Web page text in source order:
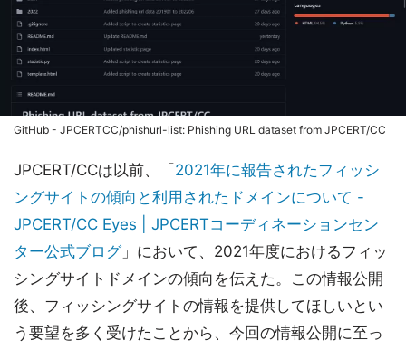
GitHub - JPCERTCC/phishurl-list: Phishing URL dataset from JPCERT/CC
JPCERT/CCは以前、「2021年に報告されたフィッシ
ングサイトの傾向と利用されたドメインについて -
JPCERT/CC Eyes | JPCERTコーディネーションセン
ター公式ブログ」において、2021年度におけるフィッ
シングサイトドメインの傾向を伝えた。この情報公開
後、フィッシングサイトの情報を提供してほしいとい
う要望を多く受けたことから、今回の情報公開に至っ